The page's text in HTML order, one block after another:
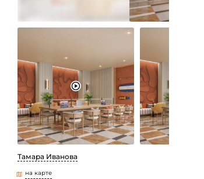
Тамара Иванова
на карте